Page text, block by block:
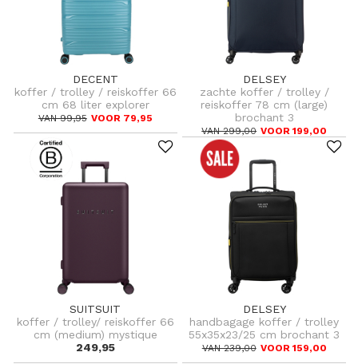
DECENT
koffer / trolley / reiskoffer 66
cm 68 liter explorer
VAN 99,95 VOOR 79,95
DELSEY
zachte koffer / trolley /
reiskoffer 78 cm (large)
brochant 3
VAN 299,00 VOOR 199,00
SUITSUIT
koffer / trolley/ reiskoffer 66
cm (medium) mystique
249,95
DELSEY
handbagage koffer / trolley
55x35x23/25 cm brochant 3
VAN 239,00 VOOR 159,00